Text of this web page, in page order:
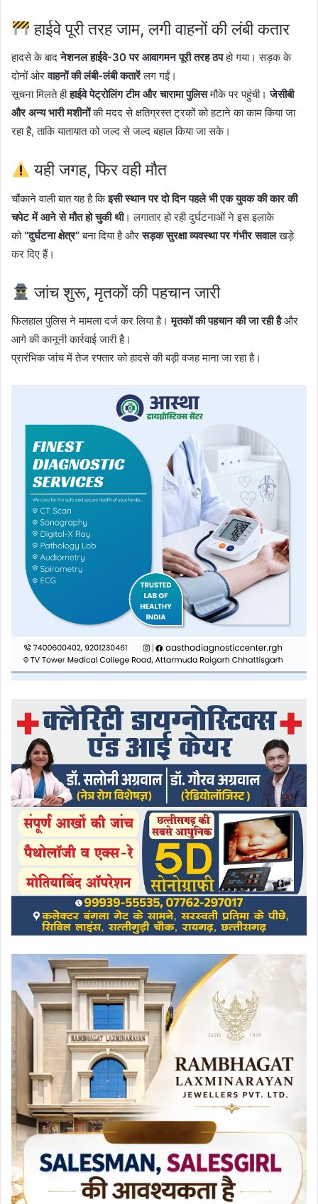
हाईवे पूरी तरह जाम, लगी वाहनों की लंबी कतार
हादसे के बादनेशनल हाईवे-30 पर आवागमन पूरी तरह ठपहो गया। सड़क के
दोनों ओरवाहनों की लंबी-लंबी कतारेंलग गईं।
सूचना मिलते हीहाईवे पेट्रोलिंग टीम और चारामा पुलिसमौके पर पहुंची।जेसीबी
और अन्य भारी मशीनोंकी मदद से क्षतिग्रस्त ट्रकों को हटाने का काम किया जा
रहा है, ताकि यातायात को जल्द से जल्द बहाल किया जा सके।
यही जगह, फिर वही मौत
चौंकाने वाली बात यह है किइसी स्थान पर दो दिन पहले भी एक युवक की कार की
चपेट में आने से मौत हो चुकी थी। लगातार हो रही दुर्घटनाओं ने इस इलाके
को“दुर्घटना क्षेत्र”बना दिया है औरसड़क सुरक्षा व्यवस्था पर गंभीर सवालखड़े
कर दिए हैं।
जांच शुरू, मृतकों की पहचान जारी
फिलहाल पुलिस ने मामला दर्ज कर लिया है।मृतकों की पहचान की जा रही हैऔर
आगे की कानूनी कार्रवाई जारी है।
प्रारंभिक जांच में तेज रफ्तार को हादसे की बड़ी वजह माना जा रहा है।